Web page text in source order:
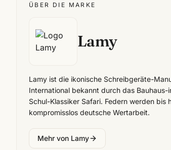
ÜBER DIE MARKE
Lamy
Lamy ist die ikonische Schreibgeräte-
International bekannt durch das
Schul-Klassiker Safari. Federn werden
kompromisslos deutsche Wertarbeit.
Mehr von Lamy